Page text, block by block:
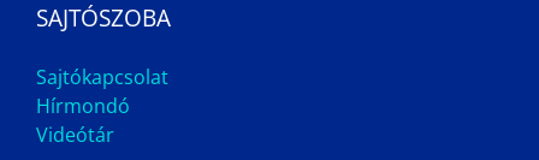
SAJTÓSZOBA
Sajtókapcsolat
Hírmondó
Videótár